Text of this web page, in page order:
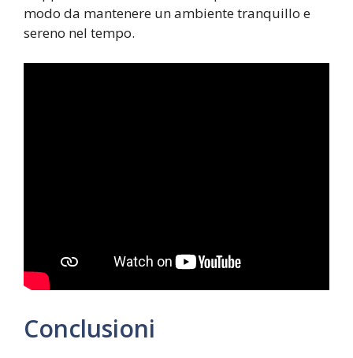
modo da mantenere un ambiente tranquillo e
sereno nel tempo.
Conclusioni